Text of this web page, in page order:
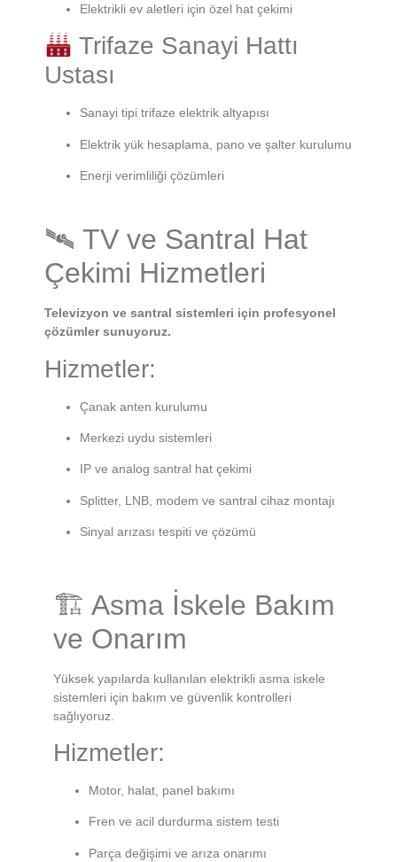
Elektrikli ev aletleri için özel hat çekimi
Trifaze Sanayi Hattı
Ustası
Sanayi tipi trifaze elektrik altyapısı
Elektrik yük hesaplama, pano ve şalter kurulumu
Enerji verimliliği çözümleri
🛰 TV ve Santral Hat
Çekimi Hizmetleri
Televizyon ve santral sistemleri için profesyonel
çözümler sunuyoruz.
Hizmetler:
Çanak anten kurulumu
Merkezi uydu sistemleri
IP ve analog santral hat çekimi
Splitter, LNB, modem ve santral cihaz montajı
Sinyal arızası tespiti ve çözümü
🏗 Asma İskele Bakım
ve Onarım
Yüksek yapılarda kullanılan elektrikli asma iskele
sistemleri için bakım ve güvenlik kontrolleri
sağlıyoruz.
Hizmetler:
Motor, halat, panel bakımı
Fren ve acil durdurma sistem testi
Parça değişimi ve arıza onarımı